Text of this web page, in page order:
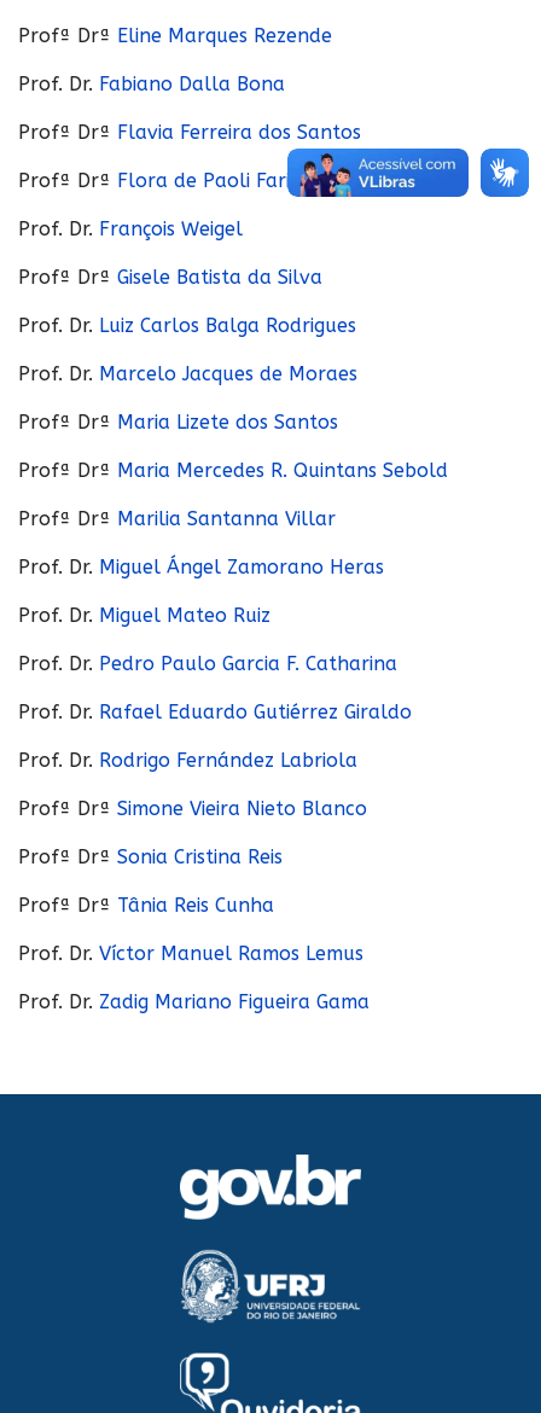
Profª Drª Eline Marques Rezende
Prof. Dr. Fabiano Dalla Bona
Profª Drª Flavia Ferreira dos Santos
Profª Drª Flora de Paoli Faria
Prof. Dr. François Weigel
Profª Drª Gisele Batista da Silva
Prof. Dr. Luiz Carlos Balga Rodrigues
Prof. Dr. Marcelo Jacques de Moraes
Profª Drª Maria Lizete dos Santos
Profª Drª Maria Mercedes R. Quintans Sebold
Profª Drª Marilia Santanna Villar
Prof. Dr. Miguel Ángel Zamorano Heras
Prof. Dr. Miguel Mateo Ruiz
Prof. Dr. Pedro Paulo Garcia F. Catharina
Prof. Dr. Rafael Eduardo Gutiérrez Giraldo
Prof. Dr. Rodrigo Fernández Labriola
Profª Drª Simone Vieira Nieto Blanco
Profª Drª Sonia Cristina Reis
Profª Drª Tânia Reis Cunha
Prof. Dr. Víctor Manuel Ramos Lemus
Prof. Dr. Zadig Mariano Figueira Gama